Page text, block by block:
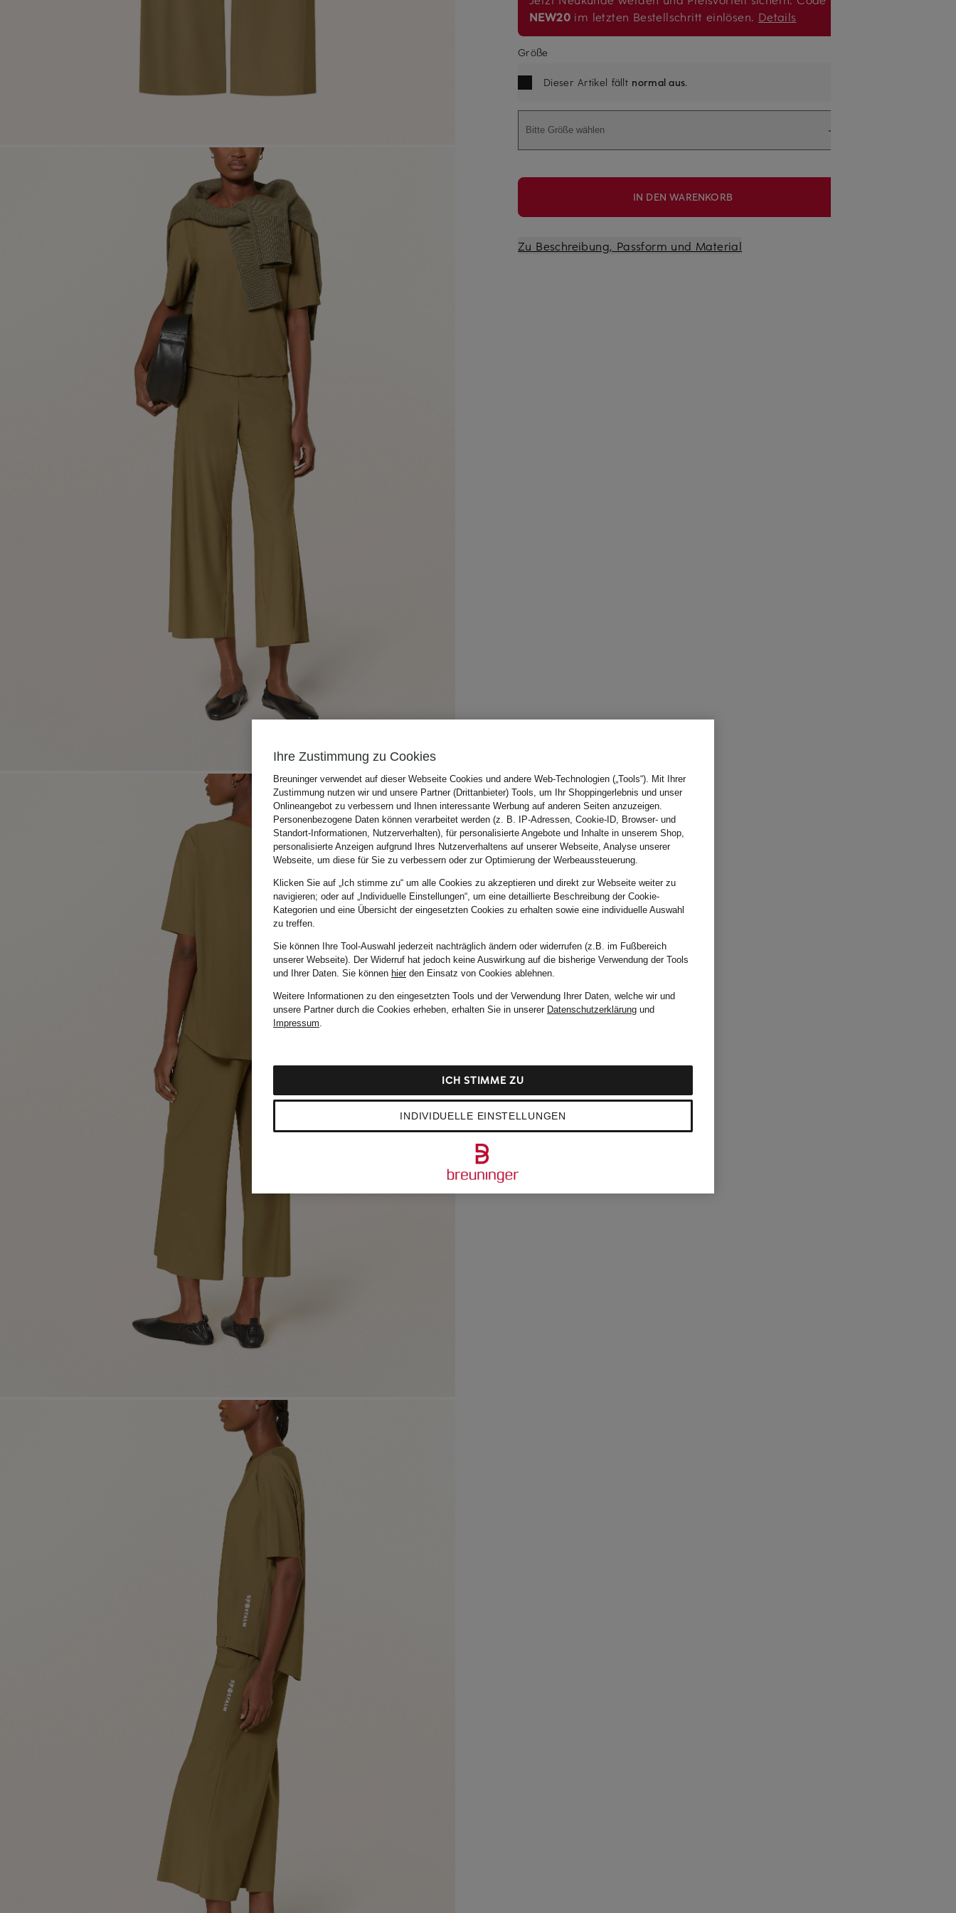
NEW20 im letzten Bestellschritt einlösen. Details
Größe
Dieser Artikel fällt normal aus.
Bitte Größe wählen
IN DEN WARENKORB
Zu Beschreibung, Passform und Material
Ihre Zustimmung zu Cookies
Breuninger verwendet auf dieser Webseite Cookies und andere Web-Technologien („Tools“). Mit Ihrer
Zustimmung nutzen wir und unsere Partner (Drittanbieter) Tools, um Ihr Shoppingerlebnis und unser
Onlineangebot zu verbessern und Ihnen interessante Werbung auf anderen Seiten anzuzeigen.
Personenbezogene Daten können verarbeitet werden (z. B. IP-Adressen, Cookie-ID, Browser- und
Standort-Informationen, Nutzerverhalten), für personalisierte Angebote und Inhalte in unserem Shop,
personalisierte Anzeigen aufgrund Ihres Nutzerverhaltens auf unserer Webseite, Analyse unserer
Webseite, um diese für Sie zu verbessern oder zur Optimierung der Werbeaussteuerung.
Klicken Sie auf „Ich stimme zu“ um alle Cookies zu akzeptieren und direkt zur Webseite weiter zu
navigieren; oder auf „Individuelle Einstellungen“, um eine detaillierte Beschreibung der Cookie-
Kategorien und eine Übersicht der eingesetzten Cookies zu erhalten sowie eine individuelle Auswahl
zu treffen.
Sie können Ihre Tool-Auswahl jederzeit nachträglich ändern oder widerrufen (z.B. im Fußbereich
unserer Webseite). Der Widerruf hat jedoch keine Auswirkung auf die bisherige Verwendung der Tools
und Ihrer Daten. Sie können hierden Einsatz von Cookies ablehnen.
Weitere Informationen zu den eingesetzten Tools und der Verwendung Ihrer Daten, welche wir und
unsere Partner durch die Cookies erheben, erhalten Sie in unserer Datenschutzerklärung und
Impressum.
INDIVIDUELLE EINSTELLUNGEN
ICH STIMME ZU